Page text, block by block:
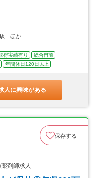
駅…ほか
得実績有り
総合門前
年間休日120日以上
人に興味がある
保存する
剤師求人